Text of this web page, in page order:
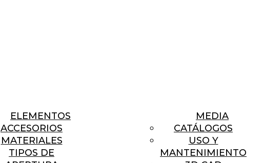
ELEMENTOS
ACCESORIOS
MATERIALES
TIPOS DE
MEDIA
CATÁLOGOS
USO Y
MANTENIMIENTO